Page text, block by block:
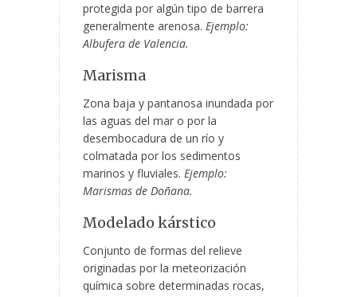
protegida por algún tipo de barrera
generalmente arenosa. Ejemplo:
Albufera de Valencia.
Marisma
Zona baja y pantanosa inundada por
las aguas del mar o por la
desembocadura de un río y
colmatada por los sedimentos
marinos y fluviales. Ejemplo:
Marismas de Doñana.
Modelado kárstico
Conjunto de formas del relieve
originadas por la meteorización
química sobre determinadas rocas,